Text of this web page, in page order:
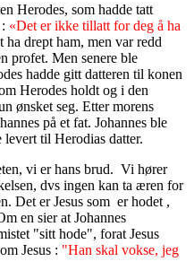
Herodes, som hadde tatt
«Det er ikke tillatt for deg å ha
ha drept ham, men var redd
profet. Men senere ble
hadde gitt datteren til konen
Herodes holdt og i den
ønsket seg. Etter morens
på et fat. Johannes ble
levert til Herodias datter.
vi er hans brud. Vi hører
dvs ingen kan ta æren for
Det er Jesus som er hodet ,
en sier at Johannes
"sitt hode", forat Jesus
Jesus : "Han skal vokse, jeg